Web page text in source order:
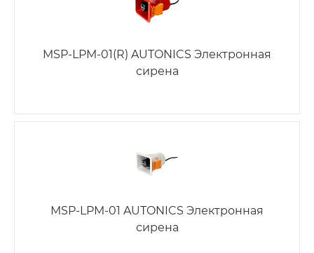
MSP-LPM-01(R) AUTONICS Электронная
сирена
MSP-LPM-01 AUTONICS Электронная
сирена